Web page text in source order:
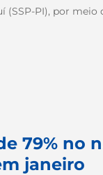
(SSP-PI), por
79% no
janeiro